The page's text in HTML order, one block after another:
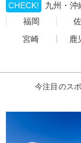
CHECK!
九州・沖
福岡
宮崎
鹿
今注目のス